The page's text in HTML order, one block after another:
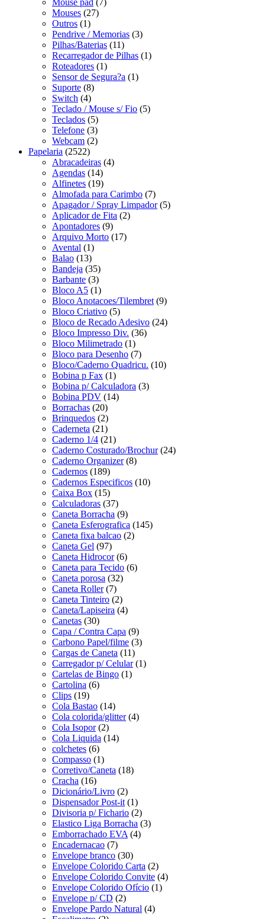
Mouses (27)
Outros (1)
Pendrive / Memorias (3)
Pilhas/Baterias (11)
Recarregador de Pilhas (1)
Roteadores (1)
Sensor de Segura?a (1)
Suporte (8)
Switch (4)
Teclado / Mouse s/ Fio (5)
Teclados (5)
Telefone (3)
Webcam (2)
Papelaria (2522)
Abracadeiras (4)
Agendas (14)
Alfinetes (19)
Almofada para Carimbo (7)
Apagador / Spray Limpador (5)
Aplicador de Fita (2)
Apontadores (9)
Arquivo Morto (17)
Avental (1)
Balao (13)
Bandeja (35)
Barbante (3)
Bloco A5 (1)
Bloco Anotacoes/Tilembret (9)
Bloco Criativo (5)
Bloco de Recado Adesivo (24)
Bloco Impresso Div. (36)
Bloco Milimetrado (1)
Bloco para Desenho (7)
Bloco/Caderno Quadricu. (10)
Bobina p Fax (1)
Bobina p/ Calculadora (3)
Bobina PDV (14)
Borrachas (20)
Brinquedos (2)
Caderneta (21)
Caderno 1/4 (21)
Caderno Costurado/Brochur (24)
Caderno Organizer (8)
Cadernos (189)
Cadernos Especificos (10)
Caixa Box (15)
Calculadoras (37)
Caneta Borracha (9)
Caneta Esferografica (145)
Caneta fixa balcao (2)
Caneta Gel (97)
Caneta Hidrocor (6)
Caneta para Tecido (6)
Caneta porosa (32)
Caneta Roller (7)
Caneta Tinteiro (2)
Caneta/Lapiseira (4)
Canetas (30)
Capa / Contra Capa (9)
Carbono Papel/filme (3)
Cargas de Caneta (11)
Carregador p/ Celular (1)
Cartelas de Bingo (1)
Cartolina (6)
Clips (19)
Cola Bastao (14)
Cola colorida/glitter (4)
Cola Isopor (2)
Cola Liquida (14)
colchetes (6)
Compasso (1)
Corretivo/Caneta (18)
Cracha (16)
Dicionário/Livro (2)
Dispensador Post-it (1)
Divisoria p/ Fichario (2)
Elastico Liga Borracha (3)
Emborrachado EVA (4)
Encadernacao (7)
Envelope branco (30)
Envelope Colorido Carta (2)
Envelope Colorido Convite (4)
Envelope Colorido Ofício (1)
Envelope p/ CD (2)
Envelope Pardo Natural (4)